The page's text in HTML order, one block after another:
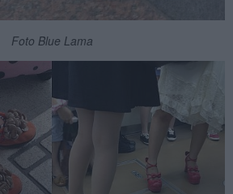
Foto Blue Lama